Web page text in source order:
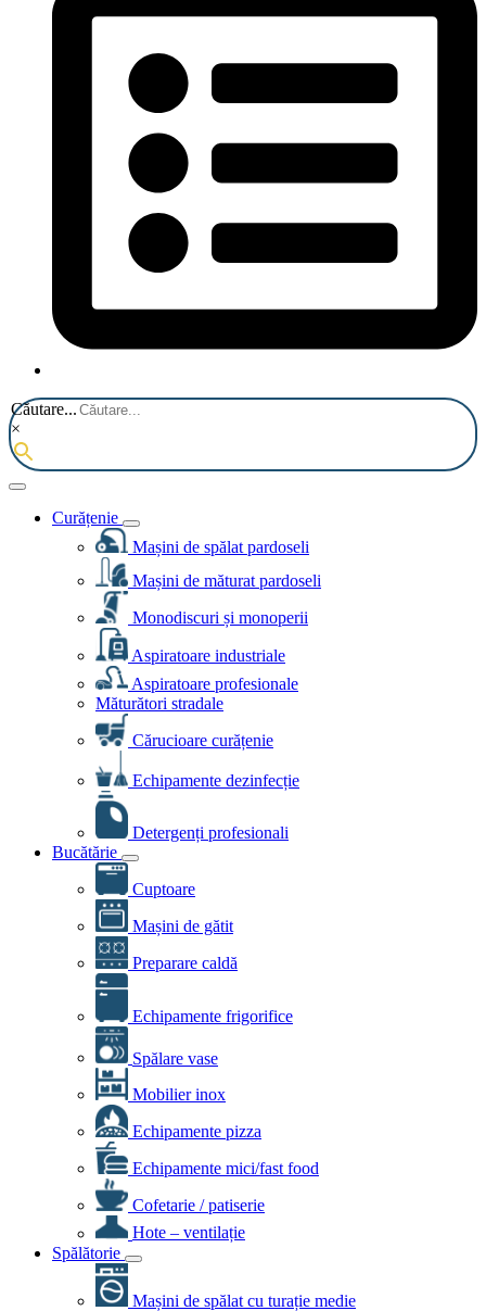
Căutare...
×
Curățenie
Mașini de spălat pardoseli
Mașini de măturat pardoseli
Monodiscuri și monoperii
Aspiratoare industriale
Aspiratoare profesionale
Măturători stradale
Cărucioare curățenie
Echipamente dezinfecție
Detergenți profesionali
Bucătărie
Cuptoare
Mașini de gătit
Preparare caldă
Echipamente frigorifice
Spălare vase
Mobilier inox
Echipamente pizza
Echipamente mici/fast food
Cofetarie / patiserie
Hote – ventilație
Spălătorie
Mașini de spălat cu turație medie